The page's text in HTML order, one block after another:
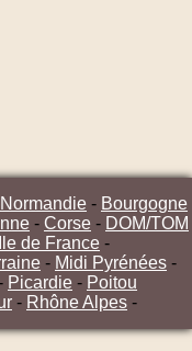
- Bourgogne
- Corse - DOM/TOM
Ile de France -
- Midi Pyrénées -
Picardie - Poitou
- Rhône Alpes -